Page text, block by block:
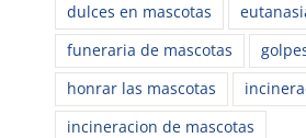
dulces en mascotas
funeraria de mascotas
honrar las mascotas
incineracion de mascotas